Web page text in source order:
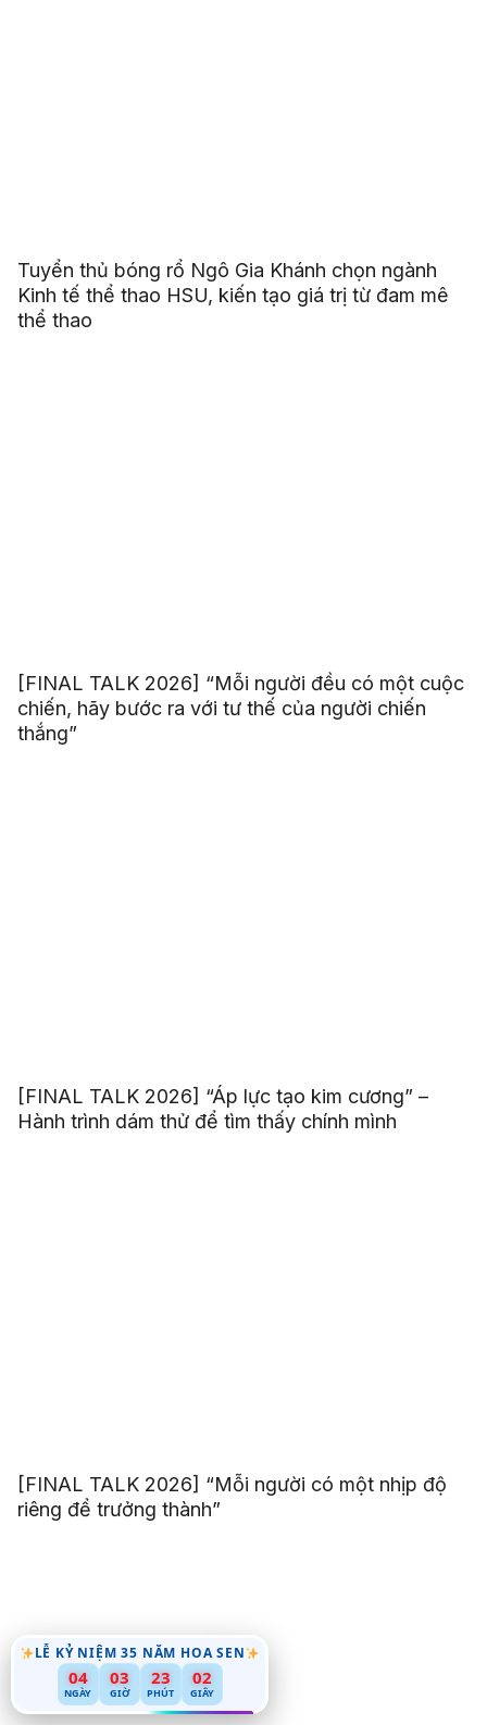
LỄ KỶ NIỆM 35 NĂM HOA SEN
04
NGÀY
03
GIỜ
23
PHÚT
00
GIÂY
Tuyển thủ bóng rổ Ngô Gia Khánh chọn ngành
Kinh tế thể thao HSU, kiến tạo giá trị từ đam mê
thể thao
[FINAL TALK 2026] “Mỗi người đều có một cuộc
chiến, hãy bước ra với tư thế của người chiến
thắng”
[FINAL TALK 2026] “Áp lực tạo kim cương” –
Hành trình dám thử để tìm thấy chính mình
[FINAL TALK 2026] “Mỗi người có một nhịp độ
riêng để trưởng thành”